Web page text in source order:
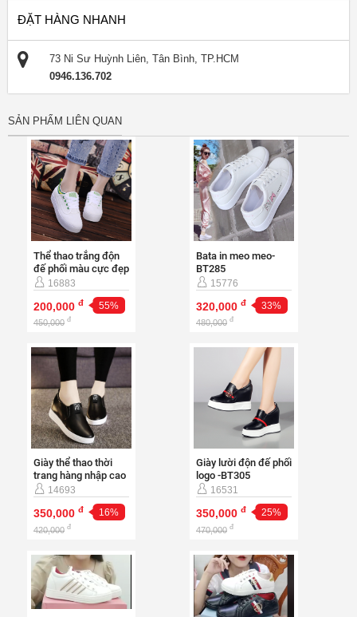
ĐẶT HÀNG NHANH
73 Ni Sư Huỳnh Liên, Tân Bình, TP.HCM
0946.136.702
SẢN PHẨM LIÊN QUAN
Thể thao trắng độn
đế phối màu cực đẹp
-BT1k
200,000 đ 55%
450,000 đ
16883
Bata in meo meo-
BT285
320,000 đ 33%
480,000 đ
15776
Giày thể thao thời
trang hàng nhập cao
cấp-BT431
350,000 đ 16%
420,000 đ
14693
Giày lười độn đế phối
logo -BT305
350,000 đ 25%
470,000 đ
16531